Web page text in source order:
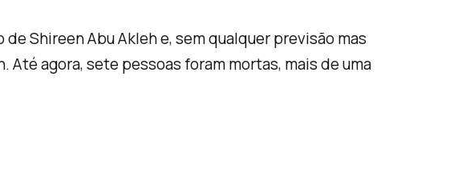
Shireen Abu Akleh e, sem qualquer previsão mas
Até agora, sete pessoas foram mortas, mais de uma